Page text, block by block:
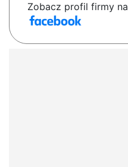
Zobacz profil firmy na